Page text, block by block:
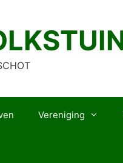
Vereniging